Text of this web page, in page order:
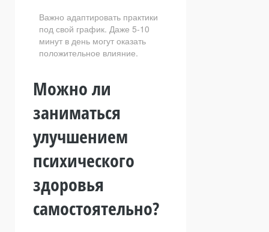
Важно адаптировать практики
под свой график. Даже 5-10
минут в день могут оказать
положительное влияние.
Можно ли
заниматься
улучшением
психического
здоровья
самостоятельно?